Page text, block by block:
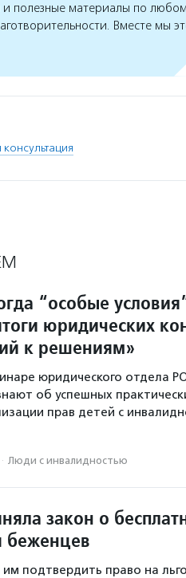
полезные материалы по
Вместе мы
“особые
юридических
к решениям»
юридического отдела
об успешных
прав детей с
· Люди с инвалидностью
закон о
подтвердить право на